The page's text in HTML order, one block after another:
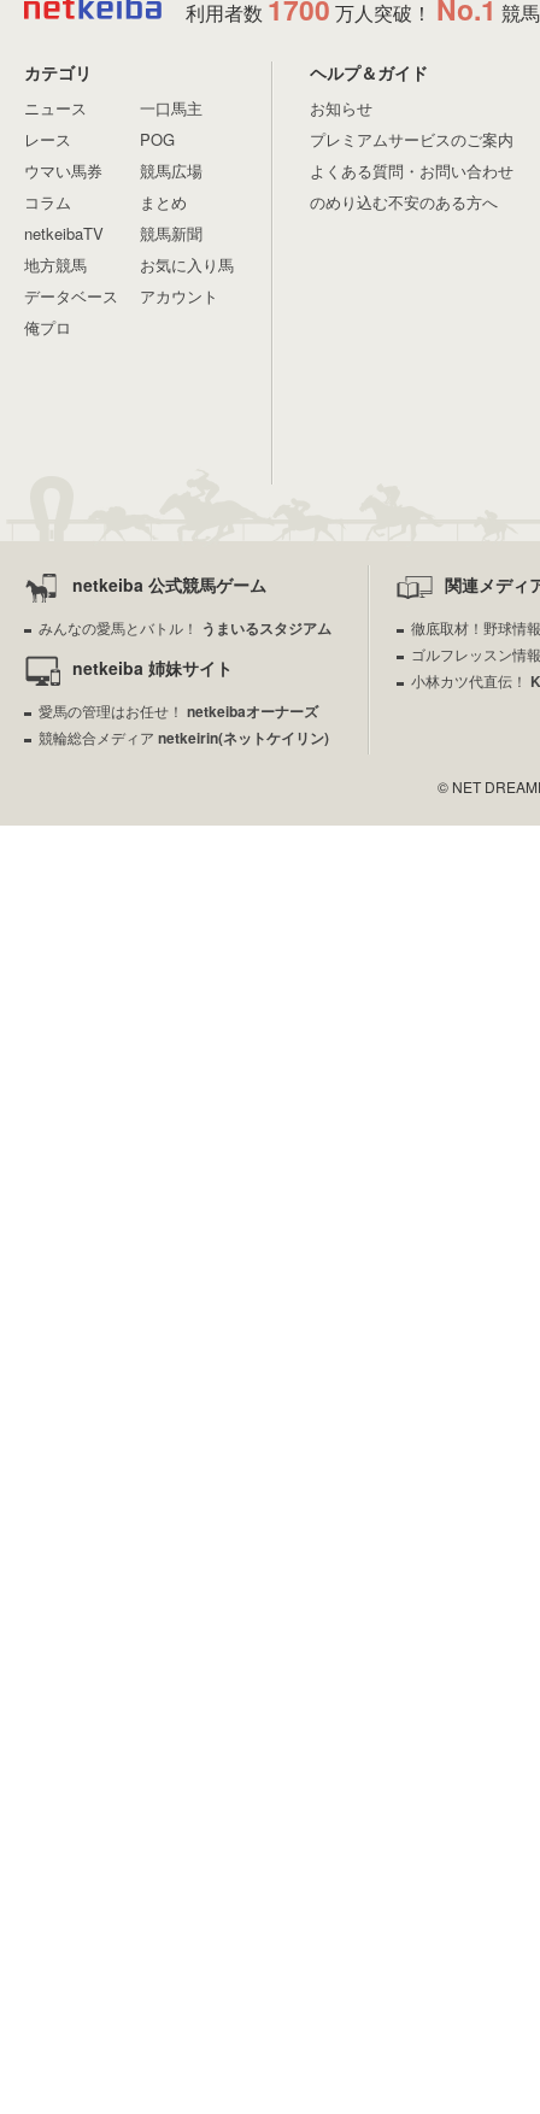
利用者数 1700 万人突破！ No.1 競
カテゴリ
ニュース
レース
ウマい馬券
コラム
netkeibaTV
地方競馬
データベース
俺プロ
一口馬主
POG
競馬広場
まとめ
競馬新聞
お気に入り馬
アカウント
ヘルプ＆ガイド
お知らせ
プレミアムサービスのご案内
よくある質問・お問い合わせ
のめり込む不安のある方へ
netkeiba 公式競馬ゲーム
みんなの愛馬とバトル！ うまいるスタジアム
netkeiba 姉妹サイト
愛馬の管理はお任せ！ netkeibaオーナーズ
競輪総合メディア netkeirin(ネットケイリン)
関連メディ
徹底取材！野球情
ゴルフレッスン情
小林カツ代直伝！
© NET